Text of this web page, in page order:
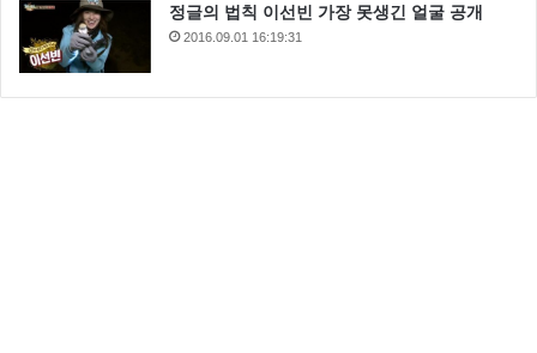
정글의 법칙 이선빈 가장 못생긴 얼굴 공개
2016.09.01 16:19:31